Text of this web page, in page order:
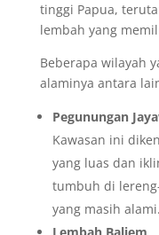
tinggi Papua,
lembah yang
Beberapa wilayah
alaminya antara
Pegunungan
Kawasan ini
yang luas dan
tumbuh di
yang masih alami.